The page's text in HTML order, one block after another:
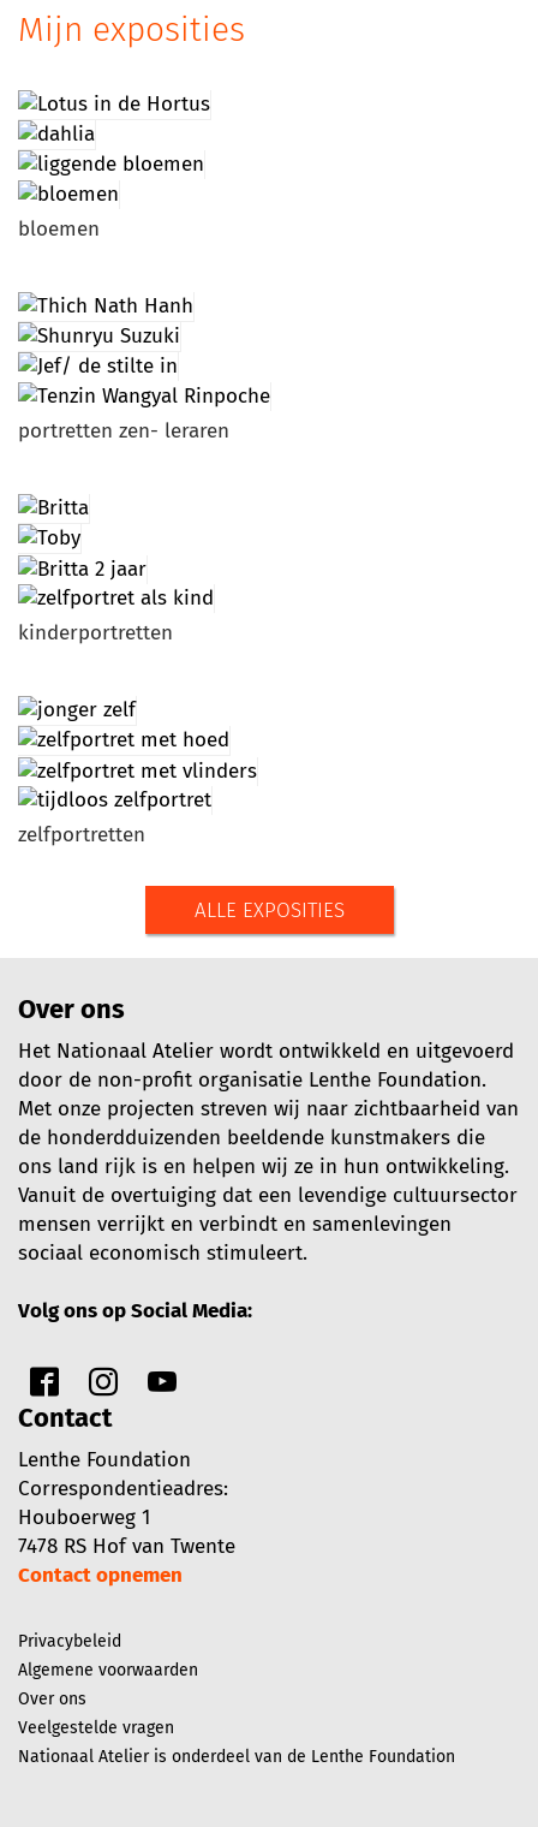
Mijn exposities
bloemen
portretten zen- leraren
kinderportretten
zelfportretten
ALLE EXPOSITIES
Over ons
Het Nationaal Atelier wordt ontwikkeld en uitgevoerd
door de non-profit organisatie Lenthe Foundation.
Met onze projecten streven wij naar zichtbaarheid van
de honderdduizenden beeldende kunstmakers die
ons land rijk is en helpen wij ze in hun ontwikkeling.
Vanuit de overtuiging dat een levendige cultuursector
mensen verrijkt en verbindt en samenlevingen
sociaal economisch stimuleert.
Volg ons op Social Media:
Contact
Lenthe Foundation
Correspondentieadres:
Houboerweg 1
7478 RS Hof van Twente
Contact opnemen
Privacybeleid
Algemene voorwaarden
Over ons
Veelgestelde vragen
Nationaal Atelier is onderdeel van de Lenthe Foundation